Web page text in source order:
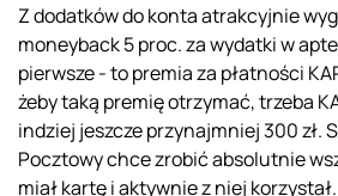
Z dodatków do konta atrakcyjnie
moneyback 5 proc. za wydatki w
pierwsze - to premia za płatności
żeby taką premię otrzymać, trzeba
indziej jeszcze przynajmniej 300 zł.
Pocztowy chce zrobić absolutnie
miał kartę i aktywnie z niej korzystał.